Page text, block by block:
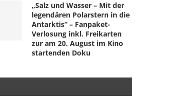
„Salz und Wasser – Mit der
legendären Polarstern in die
Antarktis“ – Fanpaket-
Verlosung inkl. Freikarten
zur am 20. August im Kino
startenden Doku